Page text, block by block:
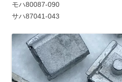
モハ80087-090
サハ87041-043